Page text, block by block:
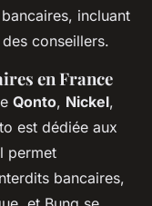
incluant
conseillers.
en France
Qonto, Nickel,
est dédiée aux
permet
bancaires,